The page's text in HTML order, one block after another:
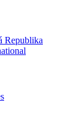
Republika